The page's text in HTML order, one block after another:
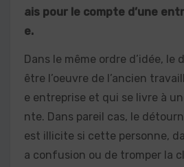
ais pour le compte d’une
e.
Dans le même ordre d’idée,
être l’oeuvre de l’ancien
e entreprise et qui se livre à
nte. Dans pareil cas, le
est illicite si cette personne,
a confusion ou de tromper la